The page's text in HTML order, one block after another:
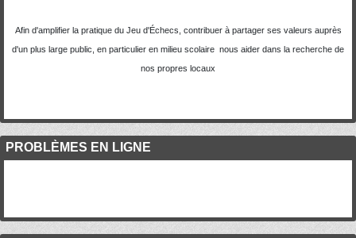
Afin d'amplifier la pratique du Jeu d'Échecs, contribuer à partager ses valeurs auprès
d'un plus large public, en particulier en milieu scolaire nous aider dans la recherche de
nos propres locaux
PROBLÈMES EN LIGNE